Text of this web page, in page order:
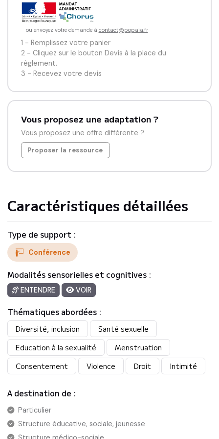
Ces conférences sont proposées et réalisées par des
partenaires de confiance de Popaia
ou envoyez votre demande à contact@popaia.fr
1 - Remplissez votre panier
2 - Cliquez sur le bouton Devis à la place du
règlement.
3 - Recevez votre devis
Vous proposez une adaptation ?
Vous proposez une offre différente ?
Proposer la ressource
Caractéristiques détaillées
Type de support :
Conférence
Modalités sensorielles et cognitives :
ENTENDRE VOIR
Thématiques abordées :
Diversité, inclusion
Santé sexuelle
Education à la sexualité
Menstruation
Consentement
Violence Droit Intimité
A destination de :
Particulier
Structure éducative, sociale, jeunesse